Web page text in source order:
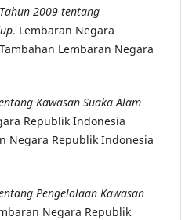
2009 tentang
. Lembaran Negara
Lembaran Negara
Kawasan Suaka Alam
Republik Indonesia
Negara Republik Indonesia
Pengelolaan Kawasan
Negara Republik